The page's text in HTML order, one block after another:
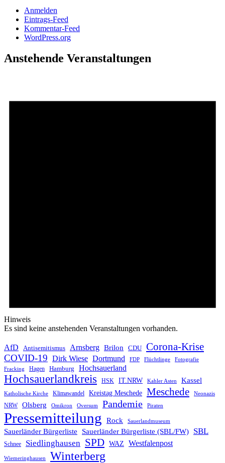
Anmelden
Eintrags-Feed
Kommentar-Feed
WordPress.org
Anstehende Veranstaltungen
Hinweis
Es sind keine anstehenden Veranstaltungen vorhanden.
AfD Antisemitismus Arnsberg Brilon CDU Corona-Krise
COVID-19 Dirk Wiese Dortmund FDP Flüchtlinge
Fotografie
Fracking
Hagen Hamburg Hochsauerland
Hochsauerlandkreis HSK IT.NRW Kahler Asten Kassel
Katholische Kirche Klimawandel Kreistag Meschede Meschede Neonazis
NRW Olsberg Omikron Oversum Pandemie Piraten
Pressemitteilung Rock Sauerlandmuseum
Sauerländer Bürgerliste Sauerländer Bürgerliste (SBL/FW) SBL
Schnee Siedlinghausen SPD WAZ Westfalenpost
Wiemeringhausen Winterberg